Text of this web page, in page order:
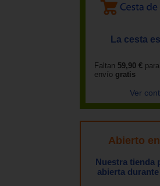
La cesta
Faltan 59,90 €
envío gratis
Ver
Abierto
Nuestra tienda
abierta